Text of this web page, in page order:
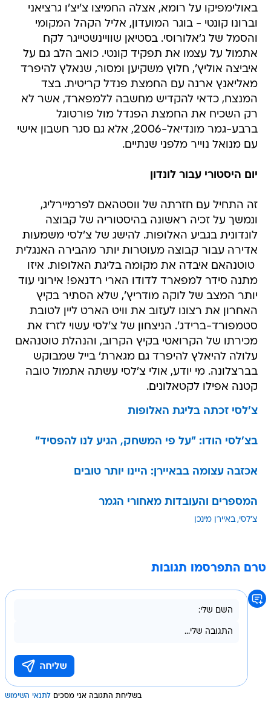
באולימפיקו על רומא, אצלה החמיצו צ'יצ'ו גרציאני
וברונו קונטי - בוגר המועדון, אליל הקהל המקומי
והסמל של ג'אלורוסי. בסטיאן שוויינשטייגר לקח
אתמול על עצמו את תפקיד קונטי. כואב הלב גם על
איביצה אוליץ', חלוץ משקיען ומסור, שנאלץ להיפרד
מאליאנץ ארנה עם החמצת פנדל קריטית. בצד
המנצח, כדאי להקדיש מחשבה ללמפארד, אשר לא
רק השכיח את החמצת הפנדל מול פורטוגל
ברבע-גמר מונדיאל-2006, אלא גם סגר חשבון אישי
עם מנואל נוייר מלפני שנתיים.
יום היסטורי עבור לונדון
זה התחיל עם חזרתה של ווסטהאם לפרמיירליג,
ונמשך על זכיה ראשונה בהיסטוריה של קבוצה
לונדונית בגביע האלופות. להישג של צ'לסי משמעות
אדירה עבור קבוצה מעוטרות יותר מהבירה האנגלית
 טוטנהאם איבדה את מקומה בליגת האלופות. איזו
מתנה סידר למפארד לדודו הארי רדנאפ! אירוני עוד
יותר המצב של לוקה מודריץ', שלא הסתיר בקיץ
האחרון את רצונו לעזוב את וויט הארט ליין לטובת
סטמפורד-ברידג'. הניצחון של צ'לסי עשוי לזרז את
מכירתו של הקרואטי בקיץ הקרוב, והנהלת טוטנהאם
עלולה להיאלץ להיפרד גם מגארת' בייל שמבוקש
בברצלונה. מי יודע, אולי צ'לסי עשתה אתמול טובה
קטנה אפילו לקטאלונים.
צ'לסי זכתה בליגת האלופות
בצ'לסי הודו: "על פי המשחק, הגיע לנו להפסיד"
אכזבה עצומה בבאיירן: היינו יותר טובים
המספרים והעובדות מאחורי הגמר
צ'לסי באיירן מינכן
טרם התפרסמו תגובות
בשליחת התגובה אני מסכים לתנאי השימוש